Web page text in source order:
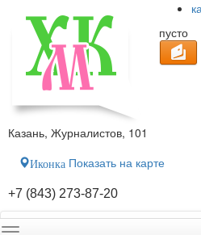
пусто
Казань, Журналистов, 101
Иконка Показать на карте
+7 (843) 273-87-20